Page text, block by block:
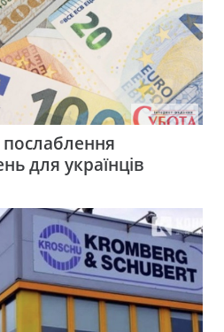
послаблення
для українців